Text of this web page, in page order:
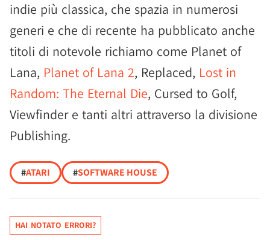
indie più classica, che spazia in numerosi
generi e che di recente ha pubblicato anche
titoli di notevole richiamo come Planet of
Lana, Planet of Lana 2, Replaced, Lost in
Random: The Eternal Die, Cursed to Golf,
Viewfinder e tanti altri attraverso la divisione
Publishing.
#ATARI #SOFTWARE HOUSE
HAI NOTATO ERRORI?